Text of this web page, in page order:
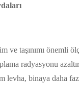
ve taşınımı önemli
radyasyonu
levha, binaya daha